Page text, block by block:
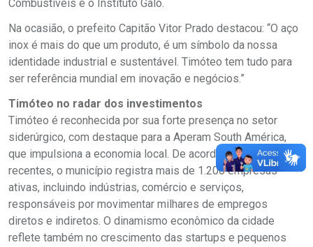
Combustíveis e o Instituto Galo.
Na ocasião, o prefeito Capitão Vitor Prado destacou: “O aço
inox é mais do que um produto, é um símbolo da nossa
identidade industrial e sustentável. Timóteo tem tudo para
ser referência mundial em inovação e negócios.”
Timóteo no radar dos investimentos
Timóteo é reconhecida por sua forte presença no setor
siderúrgico, com destaque para a Aperam South América,
que impulsiona a economia local. De acordo com dados
recentes, o município registra mais de 1.200 empresas
ativas, incluindo indústrias, comércio e serviços,
responsáveis por movimentar milhares de empregos
diretos e indiretos. O dinamismo econômico da cidade
reflete também no crescimento das startups e pequenos